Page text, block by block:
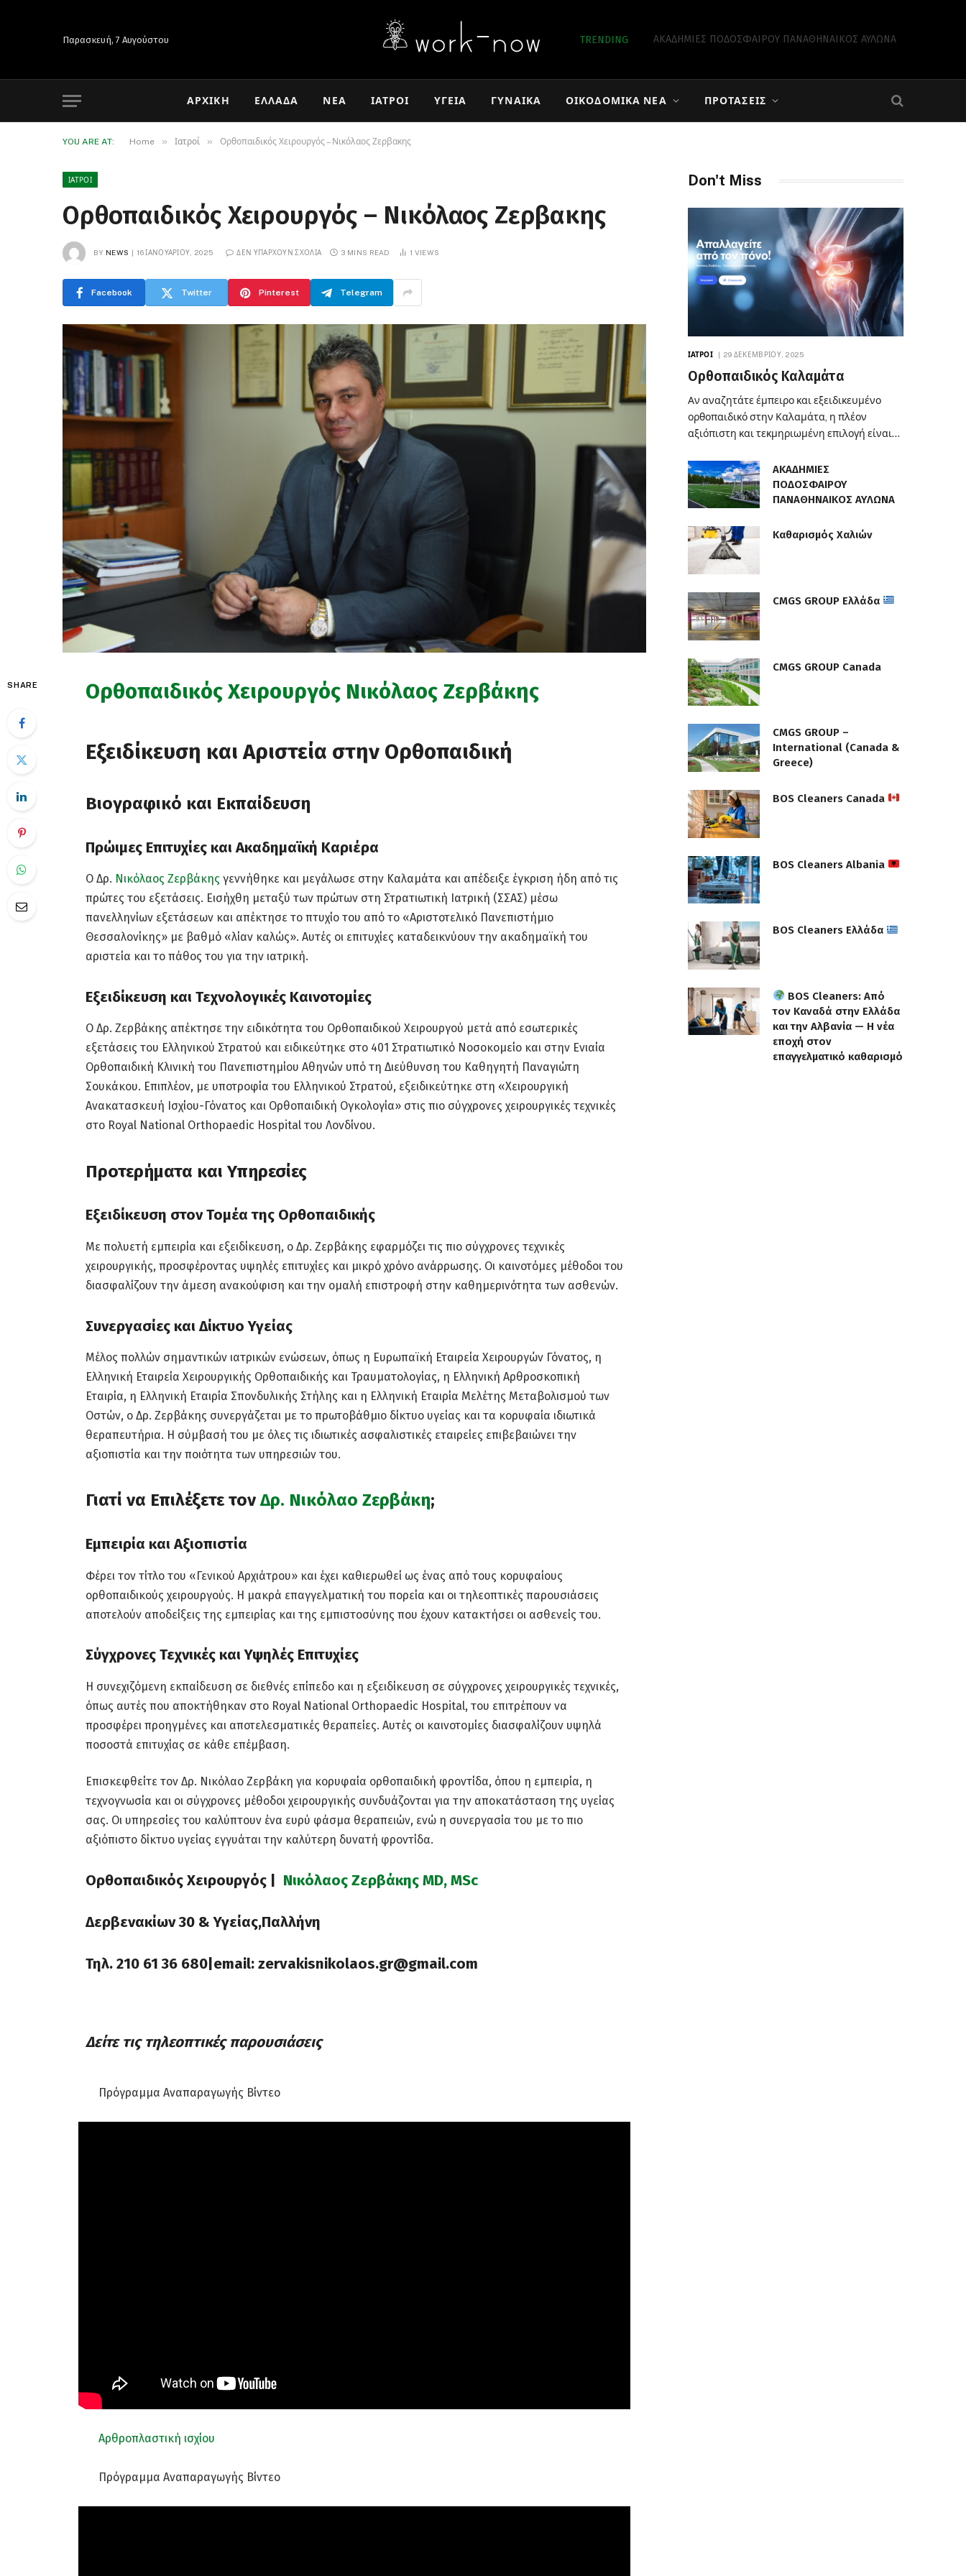
Παρασκευή, 7 Αυγούστου TRENDING ΑΚΑΔΗΜΙΕΣ ΠΟΔΟΣΦΑΙΡΟΥ ΠΑΝΑΘΗΝΑΙΚΟΣ ΑΥΛΩΝΑ
ΑΡΧΙΚΉ ΕΛΛΆΔΑ ΝΈΑ ΙΑΤΡΟΊ ΥΓΕΊΑ ΓΥΝΑΊΚΑ ΟΙΚΟΔΟΜΙΚΆ ΝΈΑ ΠΡΟΤΆΣΕΙΣ
YOU ARE AT: Home » Ιατροί » Ορθοπαιδικός Χειρουργός – Νικόλαος Ζερβακης
ΙΑΤΡΟΊ
Ορθοπαιδικός Χειρουργός – Νικόλαος Ζερβακης
BY NEWS 16 ΙΑΝΟΥΑΡΊΟΥ, 2025 ΔΕΝ ΥΠΆΡΧΟΥΝ ΣΧΌΛΙΑ 3 MINS READ 1 VIEWS
Facebook Twitter Pinterest Telegram
SHARE Ορθοπαιδικός Χειρουργός Νικόλαος Ζερβάκης
Εξειδίκευση και Αριστεία στην Ορθοπαιδική
Βιογραφικό και Εκπαίδευση
Πρώιμες Επιτυχίες και Ακαδημαϊκή Καριέρα
Ο Δρ. Νικόλαος Ζερβάκης γεννήθηκε και μεγάλωσε στην Καλαμάτα και απέδειξε έγκριση ήδη από τις
πρώτες του εξετάσεις. Εισήχθη μεταξύ των πρώτων στη Στρατιωτική Ιατρική (ΣΣΑΣ) μέσω
πανελληνίων εξετάσεων και απέκτησε το πτυχίο του από το «Αριστοτελικό Πανεπιστήμιο
Θεσσαλονίκης» με βαθμό «λίαν καλώς». Αυτές οι επιτυχίες καταδεικνύουν την ακαδημαϊκή του
αριστεία και το πάθος του για την ιατρική.
Εξειδίκευση και Τεχνολογικές Καινοτομίες
Ο Δρ. Ζερβάκης απέκτησε την ειδικότητα του Ορθοπαιδικού Χειρουργού μετά από εσωτερικές
εξετάσεις του Ελληνικού Στρατού και ειδικεύτηκε στο 401 Στρατιωτικό Νοσοκομείο και στην Ενιαία
Ορθοπαιδική Κλινική του Πανεπιστημίου Αθηνών υπό τη Διεύθυνση του Καθηγητή Παναγιώτη
Σουκάκου. Επιπλέον, με υποτροφία του Ελληνικού Στρατού, εξειδικεύτηκε στη «Χειρουργική
Ανακατασκευή Ισχίου-Γόνατος και Ορθοπαιδική Ογκολογία» στις πιο σύγχρονες χειρουργικές τεχνικές
στο Royal National Orthopaedic Hospital του Λονδίνου.
Προτερήματα και Υπηρεσίες
Εξειδίκευση στον Τομέα της Ορθοπαιδικής
Με πολυετή εμπειρία και εξειδίκευση, ο Δρ. Ζερβάκης εφαρμόζει τις πιο σύγχρονες τεχνικές
χειρουργικής, προσφέροντας υψηλές επιτυχίες και μικρό χρόνο ανάρρωσης. Οι καινοτόμες μέθοδοι του
διασφαλίζουν την άμεση ανακούφιση και την ομαλή επιστροφή στην καθημερινότητα των ασθενών.
Συνεργασίες και Δίκτυο Υγείας
Μέλος πολλών σημαντικών ιατρικών ενώσεων, όπως η Ευρωπαϊκή Εταιρεία Χειρουργών Γόνατος, η
Ελληνική Εταιρεία Χειρουργικής Ορθοπαιδικής και Τραυματολογίας, η Ελληνική Αρθροσκοπική
Εταιρία, η Ελληνική Εταιρία Σπονδυλικής Στήλης και η Ελληνική Εταιρία Μελέτης Μεταβολισμού των
Οστών, ο Δρ. Ζερβάκης συνεργάζεται με το πρωτοβάθμιο δίκτυο υγείας και τα κορυφαία ιδιωτικά
θεραπευτήρια. Η σύμβασή του με όλες τις ιδιωτικές ασφαλιστικές εταιρείες επιβεβαιώνει την
αξιοπιστία και την ποιότητα των υπηρεσιών του.
Γιατί να Επιλέξετε τονΔρ. Νικόλαο Ζερβάκη;
Εμπειρία και Αξιοπιστία
Φέρει τον τίτλο του «Γενικού Αρχιάτρου» και έχει καθιερωθεί ως ένας από τους κορυφαίους
ορθοπαιδικούς χειρουργούς. Η μακρά επαγγελματική του πορεία και οι τηλεοπτικές παρουσιάσεις
αποτελούν αποδείξεις της εμπειρίας και της εμπιστοσύνης που έχουν κατακτήσει οι ασθενείς του.
Σύγχρονες Τεχνικές και Υψηλές Επιτυχίες
Η συνεχιζόμενη εκπαίδευση σε διεθνές επίπεδο και η εξειδίκευση σε σύγχρονες χειρουργικές τεχνικές,
όπως αυτές που αποκτήθηκαν στο Royal National Orthopaedic Hospital, του επιτρέπουν να
προσφέρει προηγμένες και αποτελεσματικές θεραπείες. Αυτές οι καινοτομίες διασφαλίζουν υψηλά
ποσοστά επιτυχίας σε κάθε επέμβαση.
Επισκεφθείτε τον Δρ. Νικόλαο Ζερβάκη για κορυφαία ορθοπαιδική φροντίδα, όπου η εμπειρία, η
τεχνογνωσία και οι σύγχρονες μέθοδοι χειρουργικής συνδυάζονται για την αποκατάσταση της υγείας
σας. Οι υπηρεσίες του καλύπτουν ένα ευρύ φάσμα θεραπειών, ενώ η συνεργασία του με το πιο
αξιόπιστο δίκτυο υγείας εγγυάται την καλύτερη δυνατή φροντίδα.
Ορθοπαιδικός Χειρουργός| Νικόλαος Ζερβάκης MD, MSc
Δερβενακίων 30 & Υγείας,Παλλήνη
Τηλ. 210 61 36 680|email: zervakisnikolaos.gr@gmail.com
Δείτε τις τηλεοπτικές παρουσιάσεις
Πρόγραμμα Αναπαραγωγής Βίντεο
Αρθροπλαστική ισχίου
Πρόγραμμα Αναπαραγωγής Βίντεο
Don't Miss
ΙΑΤΡΟΊ 29 ΔΕΚΕΜΒΡΊΟΥ, 2025
Ορθοπαιδικός Καλαμάτα
Αν αναζητάτε έμπειρο και εξειδικευμένο
ορθοπαιδικό στην Καλαμάτα, η πλέον
αξιόπιστη και τεκμηριωμένη επιλογή είναι…
ΑΚΑΔΗΜΙΕΣ
ΠΟΔΟΣΦΑΙΡΟΥ
ΠΑΝΑΘΗΝΑΙΚΟΣ ΑΥΛΩΝΑ
Καθαρισμός Χαλιών
CMGS GROUP Ελλάδα
CMGS GROUP Canada
CMGS GROUP –
International (Canada &
Greece)
BOS Cleaners Canada
BOS Cleaners Albania
BOS Cleaners Ελλάδα
BOS Cleaners: Από
τον Καναδά στην Ελλάδα
και την Αλβανία — Η νέα
εποχή στον
επαγγελματικό καθαρισμό